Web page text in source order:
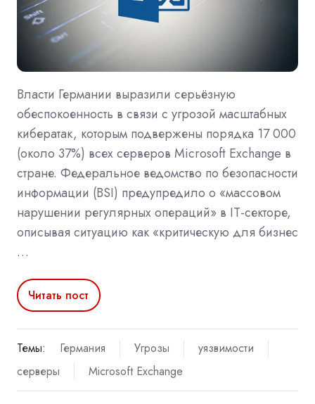
Власти Германии выразили серьёзную
обеспокоенность в связи с угрозой масштабных
кибератак, которым подвержены порядка 17 000
(около 37%) всех серверов Microsoft Exchange в
стране. Федеральное ведомство по безопасности
информации (BSI) предупредило о «массовом
нарушении регулярных операций» в IT-секторе,
описывая ситуацию как «критическую для бизнес
…
Читать пост
Темы: Германия Угрозы
уязвимости
серверы
Microsoft Exchange